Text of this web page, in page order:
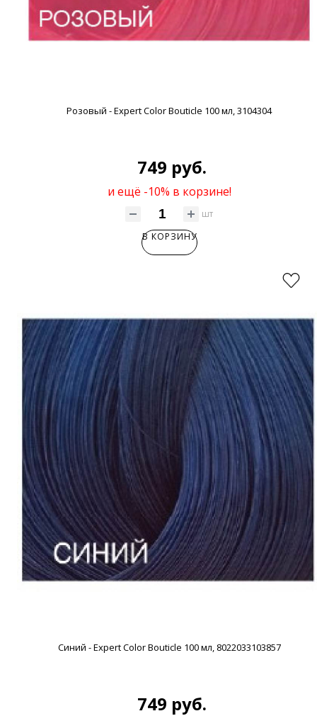
Розовый - Expert Color Bouticle 100 мл, 3104304
749 руб.
и ещё -10% в корзине!
шт
В КОРЗИНУ
Синий - Expert Color Bouticle 100 мл, 8022033103857
749 руб.